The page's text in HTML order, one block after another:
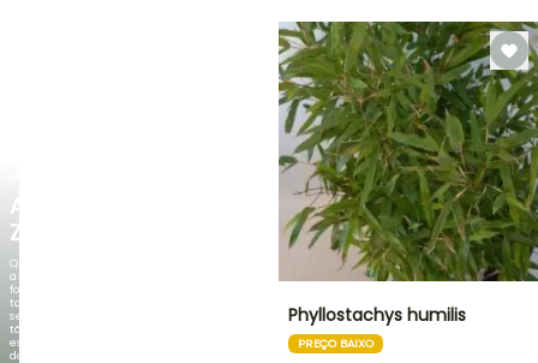
AGAPANTHUS
ZAMBEZI
Quando
a
folhagem
torna-
se
tão
espetacular
do
Phyllostachys humilis
PREÇO BAIXO